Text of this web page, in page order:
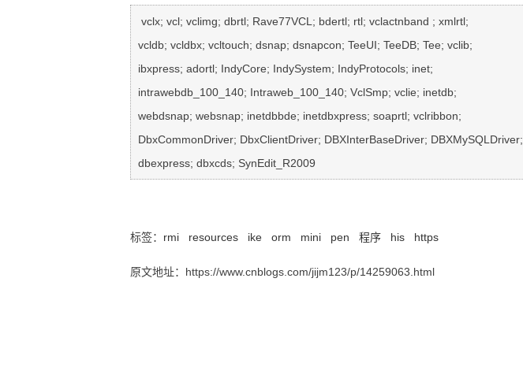
  vclx; vcl; vclimg; dbrtl; Rave77VCL; bdertl; rtl; vclactnband ; xmlrtl;
vcldb; vcldbx; vcltouch; dsnap; dsnapcon; TeeUI; TeeDB; Tee; vclib;
ibxpress; adortl; IndyCore; IndySystem; IndyProtocols; inet;
intrawebdb_100_140; Intraweb_100_140; VclSmp; vclie; inetdb;
webdsnap; websnap; inetdbbde; inetdbxpress; soaprtl; vclribbon;
DbxCommonDriver; DbxClientDriver; DBXInterBaseDriver; DBXMySQLDriver;
dbexpress; dbxcds; SynEdit_R2009
标签： rmi resources ike orm mini pen 程序 his https
原文地址：https://www.cnblogs.com/jijm123/p/14259063.html